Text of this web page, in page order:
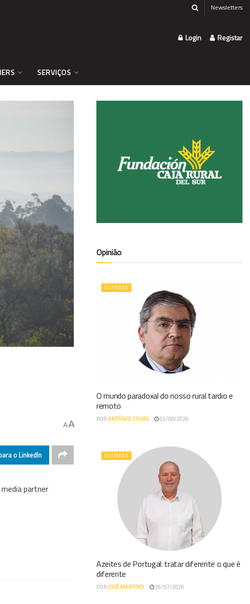
Newsletters
Login Registar
SERVIÇOS
AA
o LinkedIn
partner
Opinião
ÚLTIMAS
O mundo paradoxal do nosso rural tardio e
remoto
PORANTÓNIO COVAS 02/08/2026
ÚLTIMAS
Azeites de Portugal: tratar diferente o que é
diferente
PORJOSÉ MARTINO 26/07/2026